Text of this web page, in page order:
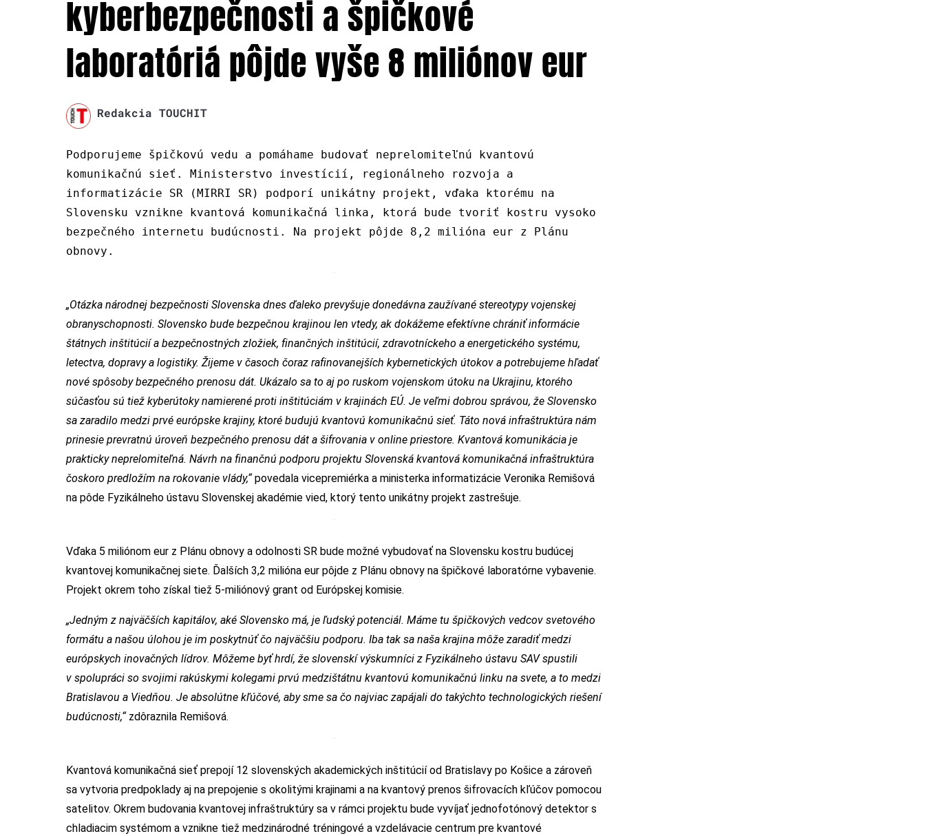
kyberbezpečnosti a špičkové
laboratóriá pôjde vyše 8 miliónov eur
Redakcia TOUCHIT
Podporujeme špičkovú vedu a pomáhame budovať neprelomiteľnú kvantovú
komunikačnú sieť. Ministerstvo investícií, regionálneho rozvoja a
informatizácie SR (MIRRI SR) podporí unikátny projekt, vďaka ktorému na
Slovensku vznikne kvantová komunikačná linka, ktorá bude tvoriť kostru vysoko
bezpečného internetu budúcnosti. Na projekt pôjde 8,2 milióna eur z Plánu
obnovy.
„Otázka národnej bezpečnosti Slovenska dnes ďaleko prevyšuje donedávna zaužívané stereotypy vojenskej
obranyschopnosti. Slovensko bude bezpečnou krajinou len vtedy, ak dokážeme efektívne chrániť informácie
štátnych inštitúcií a bezpečnostných zložiek, finančných inštitúcií, zdravotníckeho a energetického systému,
letectva, dopravy a logistiky. Žijeme v časoch čoraz rafinovanejších kybernetických útokov a potrebujeme hľadať
nové spôsoby bezpečného prenosu dát. Ukázalo sa to aj po ruskom vojenskom útoku na Ukrajinu, ktorého
súčasťou sú tiež kyberútoky namierené proti inštitúciám v krajinách EÚ. Je veľmi dobrou správou, že Slovensko
sa zaradilo medzi prvé európske krajiny, ktoré budujú kvantovú komunikačnú sieť. Táto nová infraštruktúra nám
prinesie prevratnú úroveň bezpečného prenosu dát a šifrovania v online priestore. Kvantová komunikácia je
prakticky neprelomiteľná. Návrh na finančnú podporu projektu Slovenská kvantová komunikačná infraštruktúra
čoskoro predložím na rokovanie vlády,“povedala vicepremiérka a ministerka informatizácie Veronika Remišová
na pôde Fyzikálneho ústavu Slovenskej akadémie vied, ktorý tento unikátny projekt zastrešuje.
Vďaka 5 miliónom eur z Plánu obnovy a odolnosti SR bude možné vybudovať na Slovensku kostru budúcej
kvantovej komunikačnej siete. Ďalších 3,2 milióna eur pôjde z Plánu obnovy na špičkové laboratórne vybavenie.
Projekt okrem toho získal tiež 5-miliónový grant od Európskej komisie.
„Jedným z najväčších kapitálov, aké Slovensko má, je ľudský potenciál. Máme tu špičkových vedcov svetového
formátu a našou úlohou je im poskytnúť čo najväčšiu podporu. Iba tak sa naša krajina môže zaradiť medzi
európskych inovačných lídrov. Môžeme byť hrdí, že slovenskí výskumníci z Fyzikálneho ústavu SAV spustili
v spolupráci so svojimi rakúskymi kolegami prvú medzištátnu kvantovú komunikačnú linku na svete, a to medzi
Bratislavou a Viedňou. Je absolútne kľúčové, aby sme sa čo najviac zapájali do takýchto technologických riešení
budúcnosti,“zdôraznila Remišová.
Kvantová komunikačná sieť prepojí 12 slovenských akademických inštitúcií od Bratislavy po Košice a zároveň
sa vytvoria predpoklady aj na prepojenie s okolitými krajinami a na kvantový prenos šifrovacích kľúčov pomocou
satelitov. Okrem budovania kvantovej infraštruktúry sa v rámci projektu bude vyvíjať jednofotónový detektor s
chladiacim systémom a vznikne tiež medzinárodné tréningové a vzdelávacie centrum pre kvantové